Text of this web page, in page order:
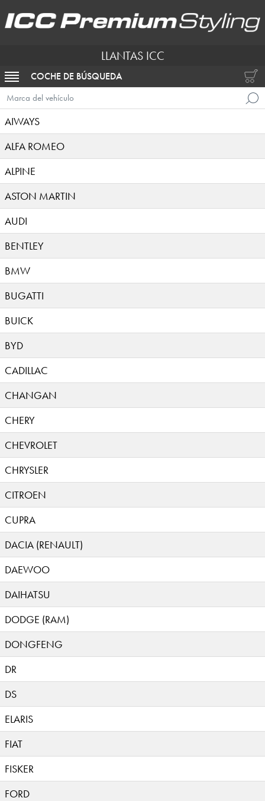
LLANTAS ICC
ACTIVAR NAVEGACIÓN
COCHE DE BÚSQUEDA
Marca del vehículo
AIWAYS
ALFA ROMEO
ALPINE
ASTON MARTIN
AUDI
BENTLEY
BMW
BUGATTI
BUICK
BYD
CADILLAC
CHANGAN
CHERY
CHEVROLET
CHRYSLER
CITROEN
CUPRA
DACIA (RENAULT)
DAEWOO
DAIHATSU
DODGE (RAM)
DONGFENG
DR
DS
ELARIS
FIAT
FISKER
FORD